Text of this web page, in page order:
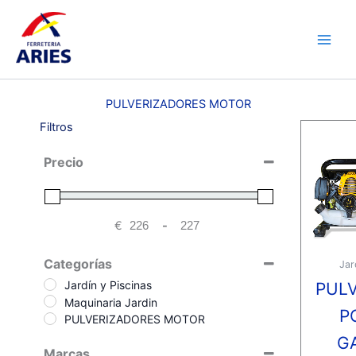
contenido
PULVERIZADORES MOTOR
Filtros
Precio
€ Minimum Price
-Maximum Price
Categorías
Jardín y Piscinas
Maquinaria Jardin
PULVERIZADORES MOTOR